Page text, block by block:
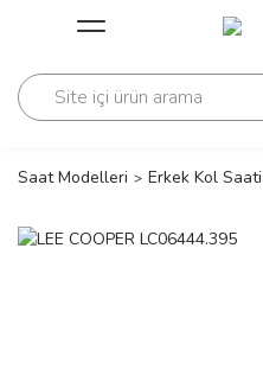
Geri Dön
Geri Dön
Saat Modelleri Erkek Kol Saati